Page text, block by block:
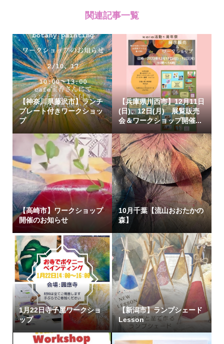
関連記事一覧
【神奈川県藤沢市】ランチ
プレート付きワークショッ
プ
【兵庫県川西市】12月11日
(日)、12日(月) 展覧販売
会＆ワークショップ開催...
【高崎市】ワークショップ
開催のお知らせ
10月千葉【流山おおたかの
森】
1月22日寺子屋ワークショ
ップ
【新潟市】ランプシェード
Lesson